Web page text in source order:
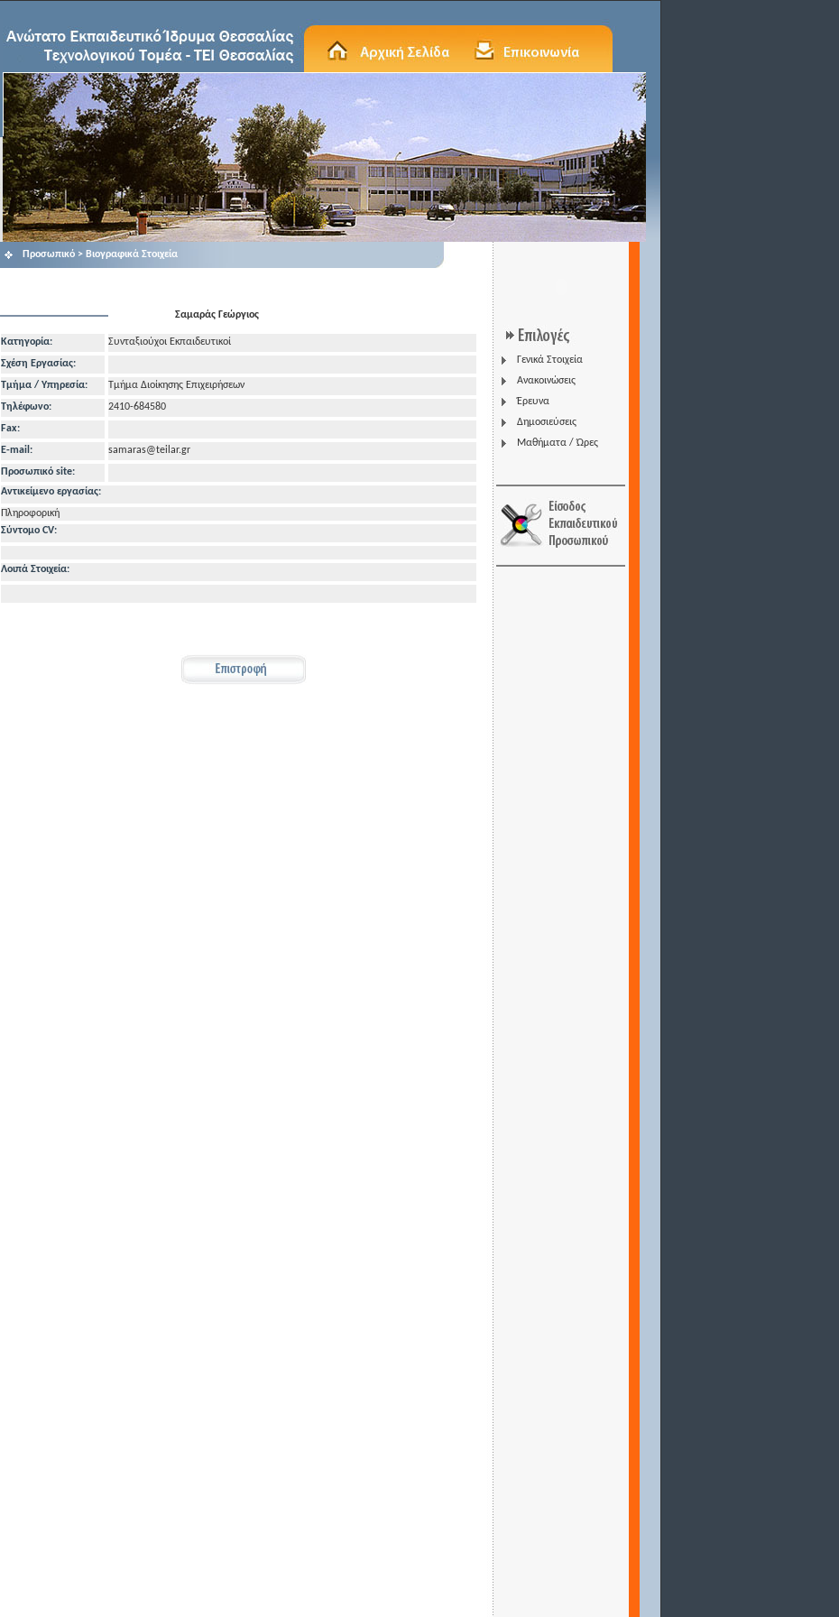
Προσωπικό > Βιογραφικά Στοιχεία
Σαμαράς Γεώργιος
Κατηγορία:
Συνταξιούχοι Εκπαιδευτικοί
Σχέση Εργασίας:
Τμήμα / Υπηρεσία:
Τμήμα Διοίκησης Επιχειρήσεων
Τηλέφωνo:
2410-684580
Fax:
E-mail:
samaras@teilar.gr
Προσωπικό site:
Αντικείμενο εργασίας:
Πληροφορική
Σύντομο CV:
Λοιπά Στοιχεία:
Γενικά Στοιχεία
Ανακοινώσεις
Έρευνα
Δημοσιεύσεις
Μαθήματα / Ώρες